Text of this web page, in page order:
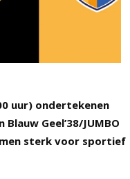
uur) ondertekenen
Blauw Geel’38/JUMBO
sterk voor sportief